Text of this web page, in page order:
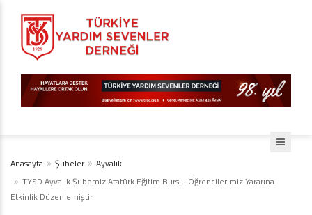
Anasayfa Şubeler
Ayvalık
TYSD Ayvalık Şubemiz Atatürk Eğitim Burslu Öğrencilerimiz Yararına
Etkinlik Düzenlemiştir